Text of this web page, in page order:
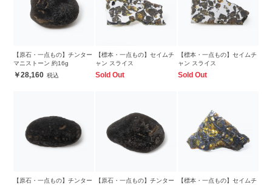
【原石・一点もの】チンター
マニストーン 約16g
28,160
【標本・一点もの】セイムチ
ャン スライス
Sold Out
【標本・一点もの】セイムチ
ャン スライス
Sold Out
【原石・一点もの】チンター
【原石・一点もの】チンター
【標本・一点もの】セイムチ